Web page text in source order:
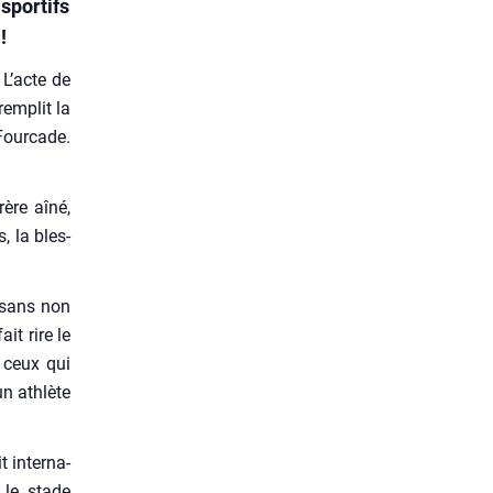
sportifs
de
la
aîné,
la bles­
non
rire le
qui
ath­lète
inter­na­